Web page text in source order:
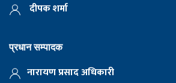
दीपक शर्मा
प्रधान सम्पादक
नारायण प्रसाद अधिकारी